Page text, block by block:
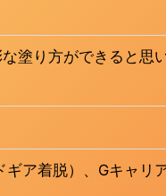
塗り方ができると思
ア着脱）、Gキャリ